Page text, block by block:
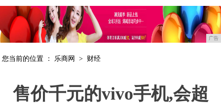
广告
您当前的位置 ： 乐商网 > 财经
售价千元的vivo手机,会超